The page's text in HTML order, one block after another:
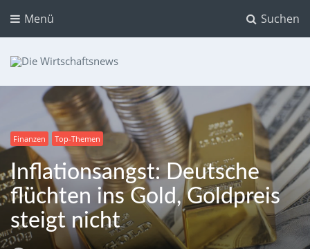
Suchen
Menü
Dein Ratgeber für Aktien und Kryptowährungen
Finanzen Top-Themen
Inflationsangst: Deutsche
flüchten ins Gold, Goldpreis
steigt nicht